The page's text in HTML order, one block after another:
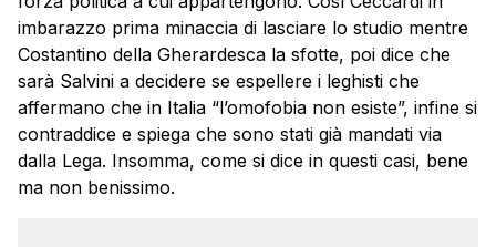
imbarazzo prima minaccia di lasciare lo studio mentre
Costantino della Gherardesca la sfotte, poi dice che
sarà Salvini a decidere se espellere i leghisti che
affermano che in Italia “l’omofobia non esiste”, infine si
contraddice e spiega che sono stati già mandati via
dalla Lega. Insomma, come si dice in questi casi, bene
ma non benissimo.